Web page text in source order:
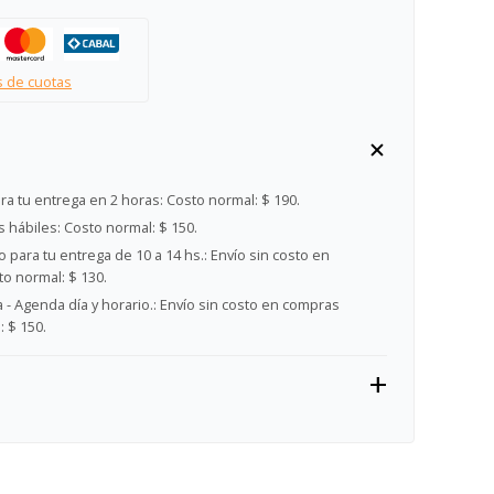
de cuotas
tu entrega en 2 horas: Costo normal: $ 190.
hábiles: Costo normal: $ 150.
tu entrega de 10 a 14 hs.: Envío sin costo en
normal: $ 130.
Agenda día y horario.: Envío sin costo en compras
$ 150.